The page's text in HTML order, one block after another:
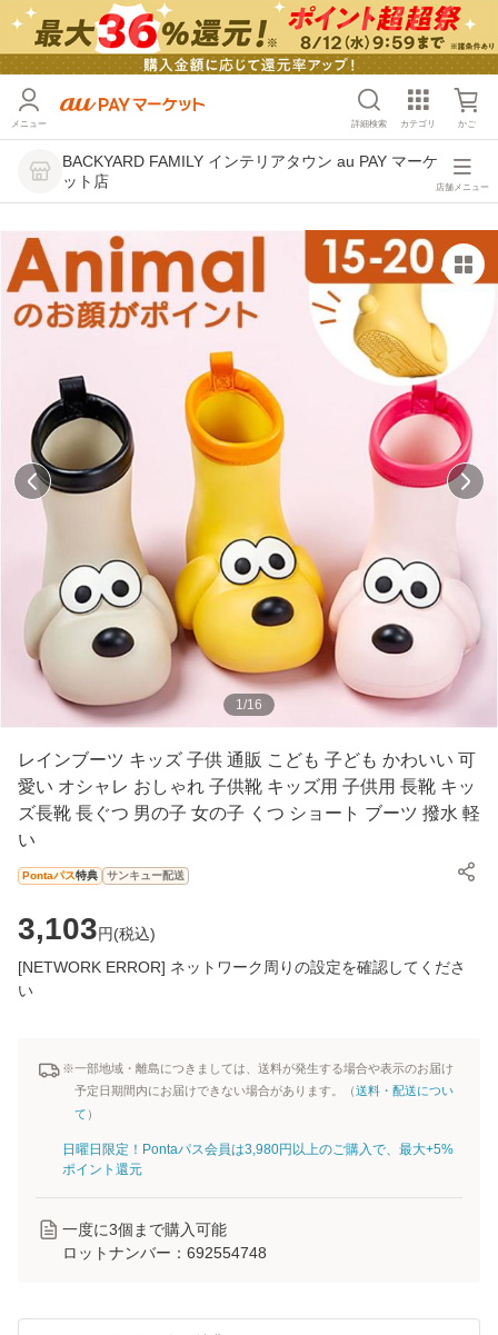
メニュー 詳細検索 カテゴリ かご
BACKYARD FAMILY インテリアタウン au PAY マーケ
ット店
店舗メニュー
1/16
レインブーツ キッズ 子供 通販 こども 子ども かわいい 可
愛い オシャレ おしゃれ 子供靴 キッズ用 子供用 長靴 キッ
ズ長靴 長ぐつ 男の子 女の子 くつ ショート ブーツ 撥水 軽
い
Pontaパス特典 サンキュー配送
3,103円(税込)
[NETWORK ERROR] ネットワーク周りの設定を確認してくださ
い
※一部地域・離島につきましては、送料が発生する場合や表示のお届け
予定日期間内にお届けできない場合があります。（送料・配送につい
て ）
日曜日限定！Pontaパス会員は3,980円以上のご購入で、最大+5%
ポイント還元
一度に3個まで購入可能
ロットナンバー： 692554748